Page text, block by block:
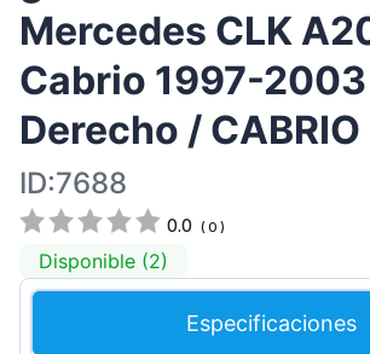
Mercedes CLK
Cabrio 1997-
Derecho / CABRIO
ID:7688
0.0 (0 )
Disponible (2)
Especificaciones